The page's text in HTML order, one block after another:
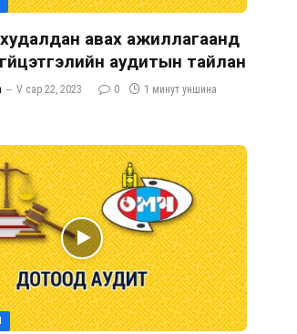
авах ажиллагаанд
аудитын тайлан
V сар 22, 2023 0 1 минут уншина